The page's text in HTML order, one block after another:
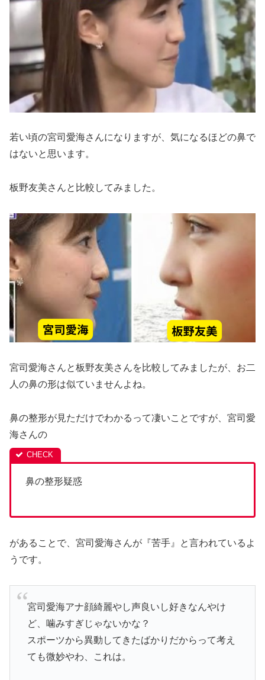
若い頃の宮司愛海さんになりますが、気になるほどの鼻で
はないと思います。
板野友美さんと比較してみました。
宮司愛海さんと板野友美さんを比較してみましたが、お二
人の鼻の形は似ていませんよね。
鼻の整形が見ただけでわかるって凄いことですが、宮司愛
海さんの
鼻の整形疑惑
があることで、宮司愛海さんが『苦手』と言われているよ
うです。
宮司愛海アナ顔綺麗やし声良いし好きなんやけ
ど、噛みすぎじゃないかな？
スポーツから異動してきたばかりだからって考え
ても微妙やわ、これは。